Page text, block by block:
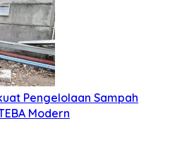
Pengelolaan Sampah
Modern